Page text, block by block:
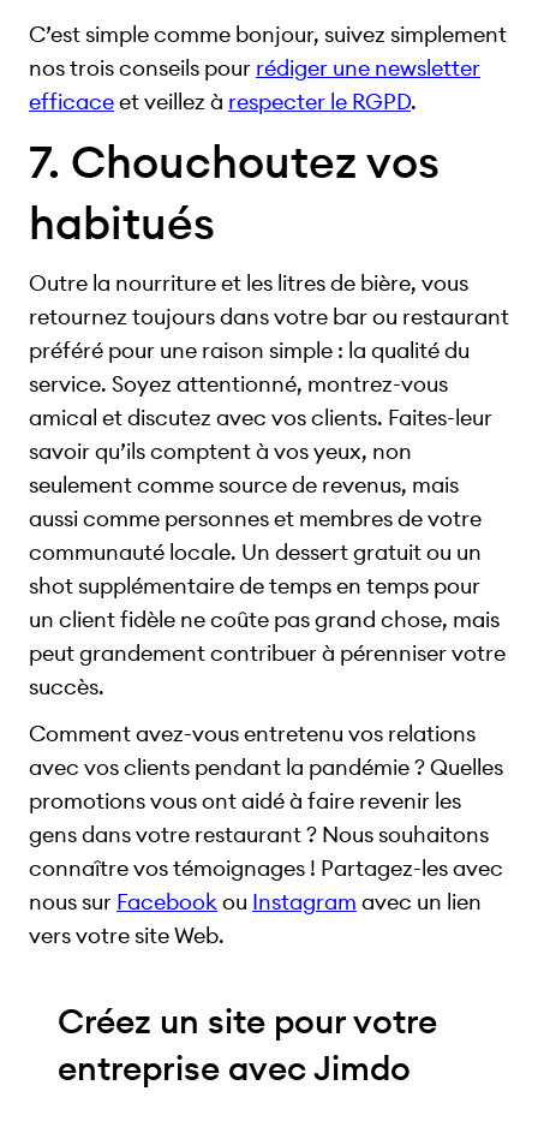
C’est simple comme bonjour, suivez simplement
nos trois conseils pour rédiger une newsletter
efficaceet veillez à respecter le RGPD.
7. Chouchoutez vos
habitués
Outre la nourriture et les litres de bière, vous
retournez toujours dans votre bar ou restaurant
préféré pour une raison simple : la qualité du
service. Soyez attentionné, montrez-vous
amical et discutez avec vos clients. Faites-leur
savoir qu’ils comptent à vos yeux, non
seulement comme source de revenus, mais
aussi comme personnes et membres de votre
communauté locale. Un dessert gratuit ou un
shot supplémentaire de temps en temps pour
un client fidèle ne coûte pas grand chose, mais
peut grandement contribuer à pérenniser votre
succès.
Comment avez-vous entretenu vos relations
avec vos clients pendant la pandémie ? Quelles
promotions vous ont aidé à faire revenir les
gens dans votre restaurant ? Nous souhaitons
connaître vos témoignages ! Partagez-les avec
nous sur Facebookou Instagram avec un lien
vers votre site Web.
Créez un site pour votre
entreprise avec Jimdo